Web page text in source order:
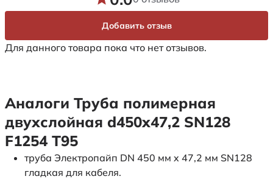
Для данного товара пока что нет отзывов.
Добавить отзыв
Аналоги Труба полимерная
двухслойная d450х47,2 SN128
F1254 Т95
труба Электропайп DN 450 мм x 47,2 мм SN128
гладкая для кабеля.